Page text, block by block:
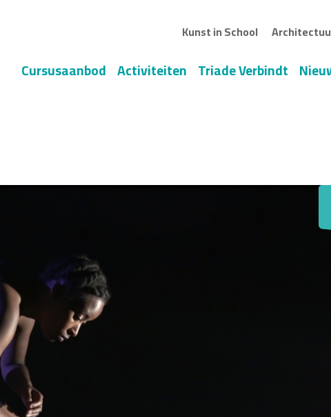
Cursusaanbod Activiteiten Triade Verbindt
Kunst in School